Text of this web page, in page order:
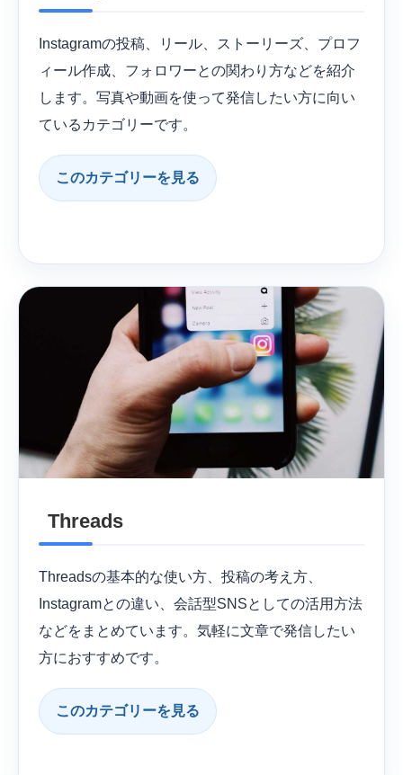
Instagramの投稿、リール、ストーリーズ、プロフ
ィール作成、フォロワーとの関わり方などを紹介
します。写真や動画を使って発信したい方に向い
ているカテゴリーです。
このカテゴリーを見る
Threads
Threadsの基本的な使い方、投稿の考え方、
Instagramとの違い、会話型SNSとしての活用方法
などをまとめています。気軽に文章で発信したい
方におすすめです。
このカテゴリーを見る